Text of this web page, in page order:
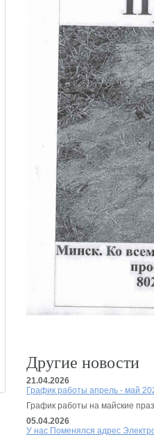
Другие новости
21.04.2026
График работы апрель - май
График работы на майские
05.04.2026
У нас Поменялся адрес